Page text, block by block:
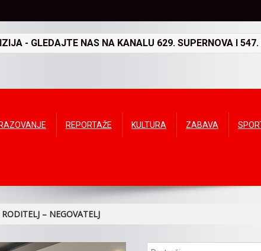
- GLEDAJTE NAS NA KANALU 629. SUPERNOVA I
REPORTAŽE KULTURA ZABAVA
– NEGOVATELJ